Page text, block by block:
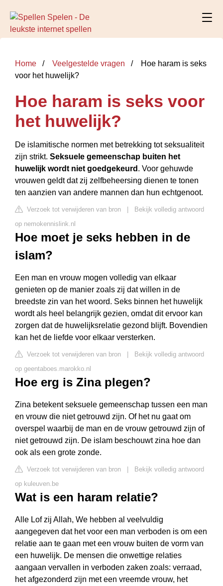
Home Veelgestelde vragen
Hoe haram is seks
voor het huwelijk?
Hoe haram is seks voor
het huwelijk?
De islamitische normen met betrekking tot seksualiteit
zijn strikt. Seksuele gemeenschap buiten het
huwelijk wordt niet goedgekeurd . Voor gehuwde
vrouwen geldt dat zij zelfbeheersing dienen te tonen
ten aanzien van andere mannen dan hun echtgenoot.
Verzoek tot verwijderen van bron
Bekijk volledig antwoord
op nemokennislink.nl
Hoe moet je seks hebben in de
islam?
Een man en vrouw mogen volledig van elkaar
genieten op de manier zoals zij dat willen in de
breedste zin van het woord. Seks binnen het huwelijk
wordt als heel belangrijk gezien, omdat dit ervoor kan
zorgen dat de huwelijksrelatie gezond blijft. Bovendien
kan het de liefde voor elkaar versterken.
Verzoek tot verwijderen van bron
Bekijk volledig antwoord
op geentaboes.marokko.nl
Hoe erg is Zina plegen?
Zina betekent seksuele gemeenschap tussen een man
en vrouw die niet getrouwd zijn. Of het nu gaat om
overspel waarbij de man en de vrouw getrouwd zijn of
niet getrouwd zijn. De islam beschouwt zina hoe dan
ook als een grote zonde.
Verzoek tot verwijderen van bron
Bekijk volledig antwoord
op kuleuven.be
Wat is een haram relatie?
Alle Lof zij Allah, We hebben al veelvuldig
aangegeven dat het voor een man verboden is om een
relatie aan te gaan met een vrouw buiten de vorm van
een huwelijk. De mensen die onwettige relaties
aangaan vervallen in verboden zaken zoals: verraad,
het afgezonderd zijn met een vreemde vrouw, het